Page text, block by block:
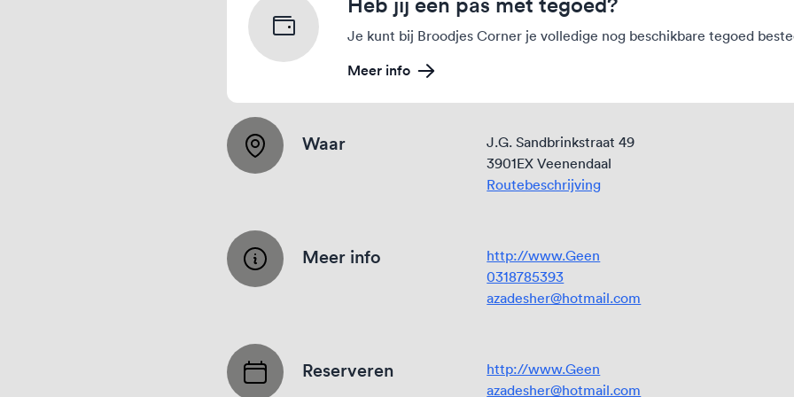
Je kunt bij Broodjes Corner je volledige nog beschikbare tegoed
Meer info
Waar
J.G. Sandbrinkstraat 49
3901EX Veenendaal
Routebeschrijving
Meer info
http://www.Geen
0318785393
azadesher@hotmail.com
Reserveren
http://www.Geen
azadesher@hotmail.com